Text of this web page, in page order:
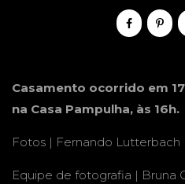
Casamento ocorrido em
na Casa Pampulha, às 16h.
Fotos | Fernando Lutterbach
Equipe de fotografia | Bruna